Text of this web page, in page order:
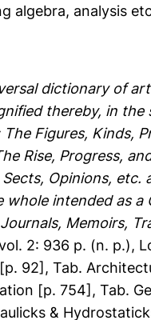
algebra, analysis
dictionary of
thereby, in the
Figures, Kinds,
Rise, Progress,
Opinions, etc.
intended as
Memoirs,
2: 936 p. (n. p.),
92], Tab.
[p. 754], Tab.
&